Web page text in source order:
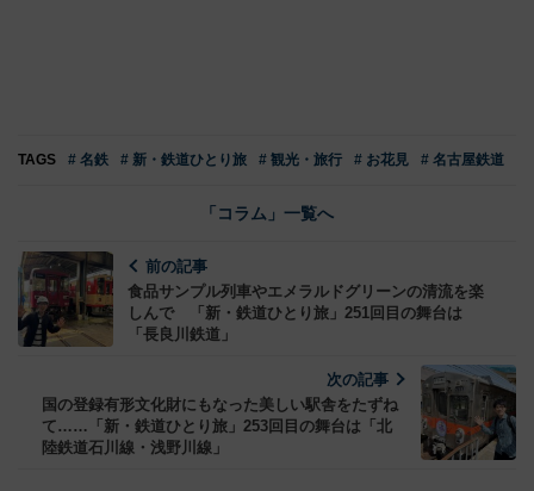
TAGS # 名鉄 # 新・鉄道ひとり旅 # 観光・旅行 # お花見 # 名古屋鉄道
「コラム」一覧へ
前の記事
食品サンプル列車やエメラルドグリーンの清流を楽
しんで 「新・鉄道ひとり旅」251回目の舞台は
「長良川鉄道」
次の記事
国の登録有形文化財にもなった美しい駅舎をたずね
て……「新・鉄道ひとり旅」253回目の舞台は「北
陸鉄道石川線・浅野川線」